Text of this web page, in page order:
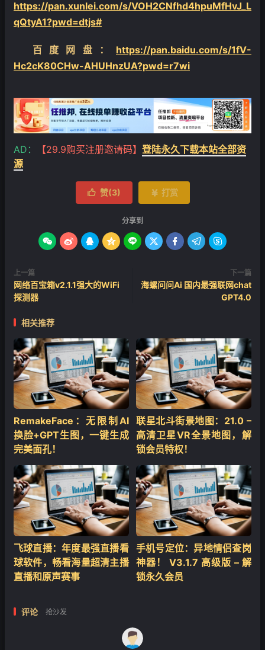
https://pan.xunlei.com/s/VOH2CNfhd4hpuMfHvJ_L
qQtyA1?pwd=dtjs#
百度网盘： https://pan.baidu.com/s/1fV-
Hc2cK80CHw-AHUHnzUA?pwd=r7wi
AD： 【29.9购买注册邀请码】 登陆永久下载本站全部资
源
 赞(3)  打赏
分享到
        
上一篇
网络百宝箱v2.1.1强大的WiFi
探测器
下一篇
海螺问问Ai 国内最强联网chat
GPT4.0
相关推荐
RemakeFace：无限制AI
换脸+GPT生图，一键生成
完美面孔！
联星北斗街景地图：21.0 –
高清卫星VR全景地图，解
锁会员特权！
飞球直播：年度最强直播看
球软件，畅看海量超清主播
直播和原声赛事
手机号定位：异地情侣查岗
神器！ V3.1.7 高级版 – 解
锁永久会员
评论 抢沙发